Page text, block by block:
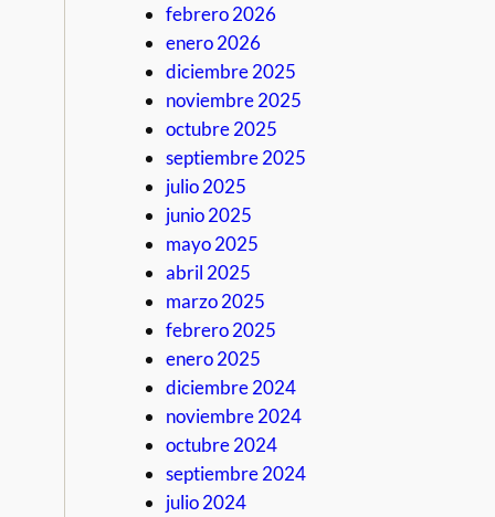
febrero 2026
enero 2026
diciembre 2025
noviembre 2025
octubre 2025
septiembre 2025
julio 2025
junio 2025
mayo 2025
abril 2025
marzo 2025
febrero 2025
enero 2025
diciembre 2024
noviembre 2024
octubre 2024
septiembre 2024
julio 2024